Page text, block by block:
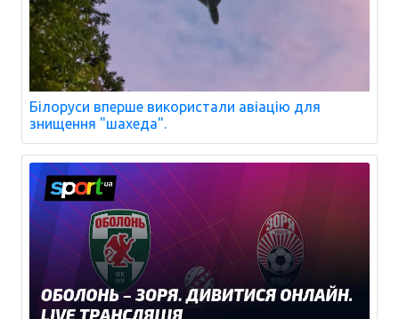
Білоруси вперше використали авіацію для
знищення "шахеда".